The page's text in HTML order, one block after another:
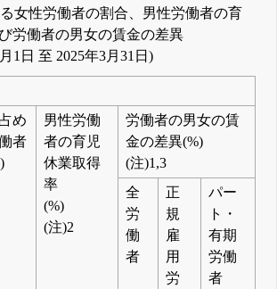
女性労働者の割合、男性労働者の育
労働者の男女の賃金の差異
1日 至 2025年3月31日)
め
者
男性労働
者の育児
休業取得
率
(%)
(注)2
労働者の男女の賃
金の差異(%)
(注)1,3
全
労
働
者
正
規
雇
用
労
パー
ト・
有期
労働
者